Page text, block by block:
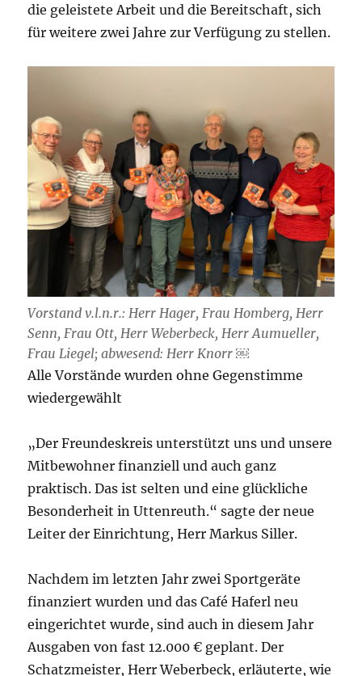
die geleistete Arbeit und die Bereitschaft, sich
für weitere zwei Jahre zur Verfügung zu stellen.
Vorstand v.l.n.r.: Herr Hager, Frau Homberg, Herr
Senn, Frau Ott, Herr Weberbeck, Herr Aumueller,
Frau Liegel; abwesend: Herr Knorr ￼
Alle Vorstände wurden ohne Gegenstimme
wiedergewählt
„Der Freundeskreis unterstützt uns und unsere
Mitbewohner finanziell und auch ganz
praktisch. Das ist selten und eine glückliche
Besonderheit in Uttenreuth.“ sagte der neue
Leiter der Einrichtung, Herr Markus Siller.
Nachdem im letzten Jahr zwei Sportgeräte
finanziert wurden und das Café Haferl neu
eingerichtet wurde, sind auch in diesem Jahr
Ausgaben von fast 12.000 € geplant. Der
Schatzmeister, Herr Weberbeck, erläuterte, wie